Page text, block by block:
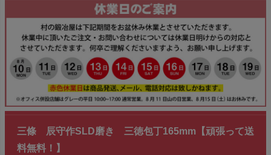
三條 辰守作SLD磨き 三徳包丁165mm【頑張って送
料無料！】